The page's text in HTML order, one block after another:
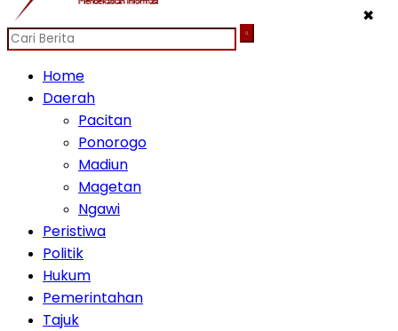
✖
Home
Daerah
Pacitan
Ponorogo
Madiun
Magetan
Ngawi
Peristiwa
Politik
Hukum
Pemerintahan
Tajuk